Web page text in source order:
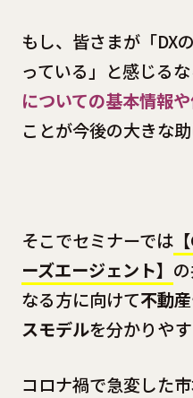
もし、皆さまが「DX
っている」と感じる
についての基本情報
ことが今後の大きな
そこでセミナーでは
ーズエージェント】
なる方に向けて不動
スモデルを分かりやす
コロナ禍で急変した